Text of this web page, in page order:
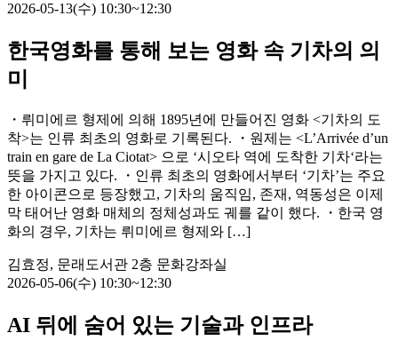
2026-05-13(수) 10:30~12:30
한국영화를 통해 보는 영화 속 기차의 의
미
・뤼미에르 형제에 의해 1895년에 만들어진 영화 <기차의 도
착>는 인류 최초의 영화로 기록된다. ・원제는 <L’Arrivée d’un
train en gare de La Ciotat> 으로 ‘시오타 역에 도착한 기차‘라는
뜻을 가지고 있다. ・인류 최초의 영화에서부터 ‘기차’는 주요
한 아이콘으로 등장했고, 기차의 움직임, 존재, 역동성은 이제
막 태어난 영화 매체의 정체성과도 궤를 같이 했다. ・한국 영
화의 경우, 기차는 뤼미에르 형제와 […]
김효정, 문래도서관 2층 문화강좌실
2026-05-06(수) 10:30~12:30
AI 뒤에 숨어 있는 기술과 인프라